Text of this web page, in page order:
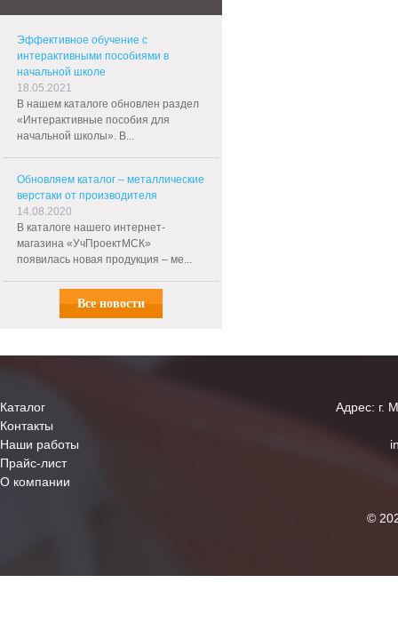
Эффективное обучение с
интерактивными пособиями в
начальной школе
18.05.2021
В нашем каталоге обновлен раздел
«Интерактивные пособия для
начальной школы». В...
Обновляем каталог – металлические
верстаки от производителя
14.08.2020
В каталоге нашего интернет-
магазина «УчПроектМСК»
появилась новая продукция – ме...
Все новости
Каталог
Контакты
Наши работы
Прайс-лист
О компании
Адрес: г.
©